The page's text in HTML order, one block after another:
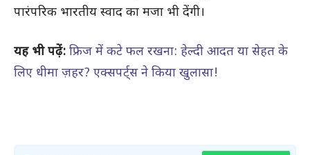
पारंपरिक भारतीय स्वाद का मजा भी देंगी।
यह भी पढ़ें: फ्रिज में कटे फल रखना: हेल्दी आदत या सेहत के
लिए धीमा ज़हर? एक्सपर्ट्स ने किया खुलासा!